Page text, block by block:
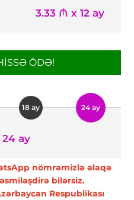
3.33 ₼ x 12 ay
ÖDƏ!
18 ay 24 ay
ay
nömrəmizlə əlaqə
bilərsiz.
Respublikası